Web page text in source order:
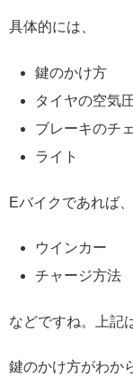
具体的には、
鍵のかけ方
タイヤの空気
ブレーキのチ
ライト
Eバイクであれば
ウインカー
チャージ方法
などですね。上記
鍵のかけ方がわか